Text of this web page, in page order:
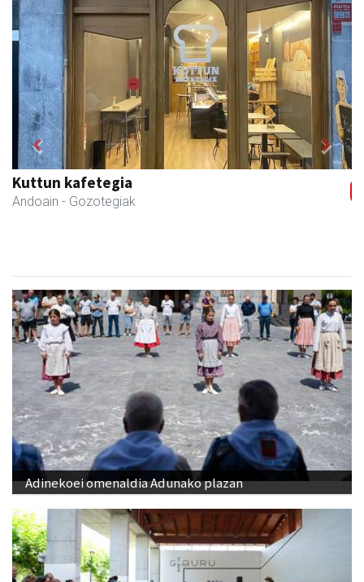
Li arropa eta osagarriak
Andoain - Arropa-dendak
Previous Next
Adinekoei omenaldia Adunako plazan